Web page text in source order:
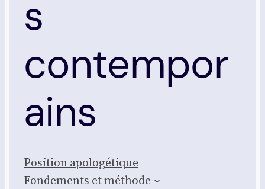
s
contempor
ains
Posi­tion apo­lo­gé­tique
Fon­de­ments et méthode